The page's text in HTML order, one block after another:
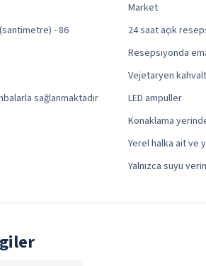
Market
- 86
24 saat açık
Resepsiyonda
Vejetaryen
sağlanmaktadır
LED ampuller
Konaklama
Yerel halka ait ve
Yalnızca suyu